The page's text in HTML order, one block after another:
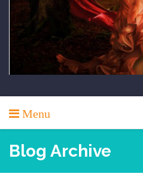
Menu
Blog Archive